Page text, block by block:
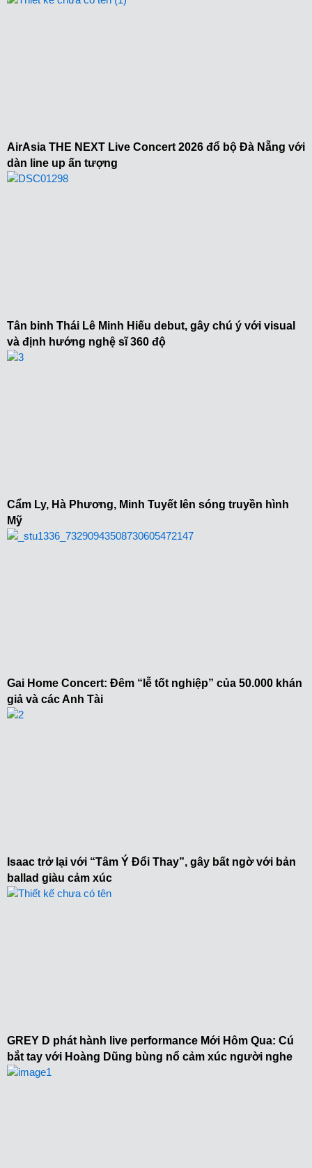
AirAsia THE NEXT Live Concert 2026 đổ bộ Đà Nẵng với
dàn line up ấn tượng
Tân binh Thái Lê Minh Hiếu debut, gây chú ý với visual
và định hướng nghệ sĩ 360 độ
Cẩm Ly, Hà Phương, Minh Tuyết lên sóng truyền hình
Mỹ
Gai Home Concert: Đêm “lễ tốt nghiệp” của 50.000 khán
giả và các Anh Tài
Isaac trở lại với “Tâm Ý Đổi Thay”, gây bất ngờ với bản
ballad giàu cảm xúc
GREY D phát hành live performance Mới Hôm Qua: Cú
bắt tay với Hoàng Dũng bùng nổ cảm xúc người nghe